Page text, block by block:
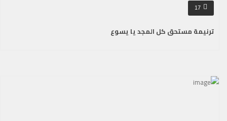
17
ترنيمة مستحق كل المجد يا يسوع